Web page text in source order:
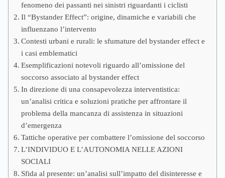
fenomeno dei passanti nei sinistri riguardanti i ciclisti
Il “Bystander Effect”: origine, dinamiche e variabili che
influenzano l’intervento
Contesti urbani e rurali: le sfumature del bystander effect e
i casi emblematici
Esemplificazioni notevoli riguardo all’omissione del
soccorso associato al bystander effect
In direzione di una consapevolezza interventistica:
un’analisi critica e soluzioni pratiche per affrontare il
problema della mancanza di assistenza in situazioni
d’emergenza
Tattiche operative per combattere l’omissione del soccorso
L’INDIVIDUO E L’AUTONOMIA NELLE AZIONI
SOCIALI
Sfida al presente: un’analisi sull’impatto del disinteresse e